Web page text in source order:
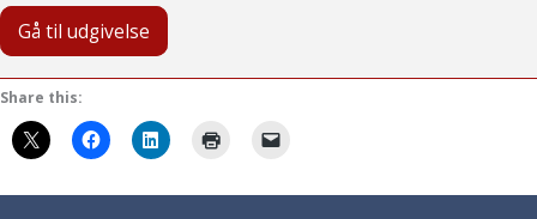
Gå til udgivelse
Share this: